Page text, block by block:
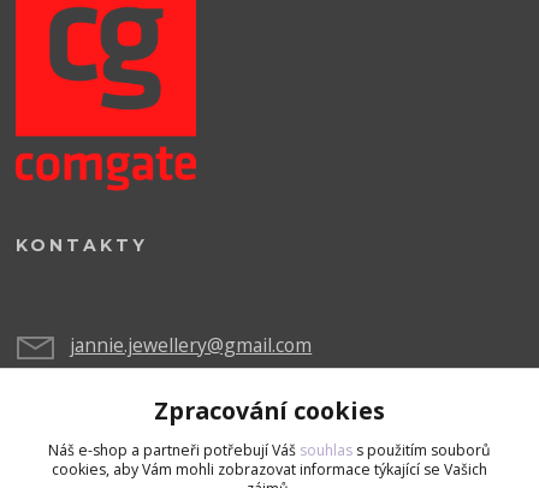
KONTAKTY
jannie.jewellery@gmail.com
Zpracování cookies
Náš e-shop a partneři potřebují Váš souhlas s použitím souborů
cookies, aby Vám mohli zobrazovat informace týkající se Vašich